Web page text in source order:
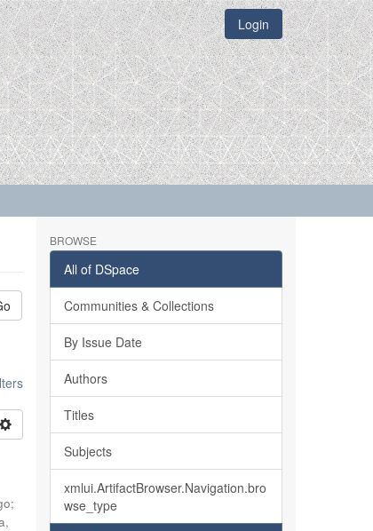
Login
;
BROWSE
All of DSpace
Communities & Collections
By Issue Date
Authors
Titles
Subjects
xmlui.ArtifactBrowser.Navigation.bro
wse_type